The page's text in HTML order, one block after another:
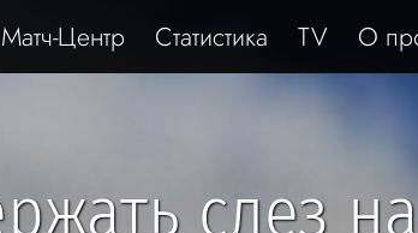
Матч-Центр Статистика TV О
слез